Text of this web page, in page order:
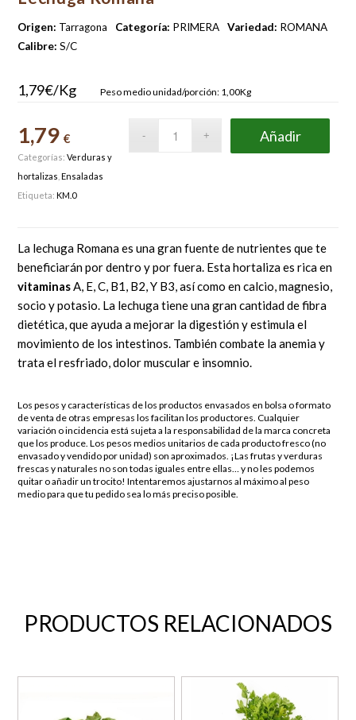
Origen: Tarragona Categoría: PRIMERA Variedad: ROMANA
Calibre: S/C
1,79€/Kg Peso medio unidad/porción: 1,00Kg
1,79€ Añadir
Categorías:Verduras y
hortalizas ,Ensaladas
Etiqueta:KM.0
La lechuga Romana es una gran fuente de nutrientes que te
beneficiarán por dentro y por fuera. Esta hortaliza es rica en
vitaminasA, E, C, B1, B2, Y B3, así como en calcio, magnesio,
socio y potasio. La lechuga tiene una gran cantidad de fibra
dietética, que ayuda a mejorar la digestión y estimula el
movimiento de los intestinos. También combate la anemia y
trata el resfriado, dolor muscular e insomnio.
Los pesos y características de los productos envasados en bolsa o formato
de venta de otras empresas los facilitan los productores. Cualquier
variación o incidencia está sujeta a la responsabilidad de la marca concreta
que los produce. Los pesos medios unitarios de cada producto fresco (no
envasado y vendido por unidad) son aproximados. ¡Las frutas y verduras
frescas y naturales no son todas iguales entre ellas… y no les podemos
quitar o añadir un trocito! Intentaremos ajustarnos al máximo al peso
medio para que tu pedido sea lo más preciso posible.
PRODUCTOS RELACIONADOS